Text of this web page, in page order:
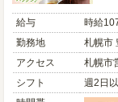
給与
時給
勤務地
札幌市
アクセス
札幌市
シフト
週2日